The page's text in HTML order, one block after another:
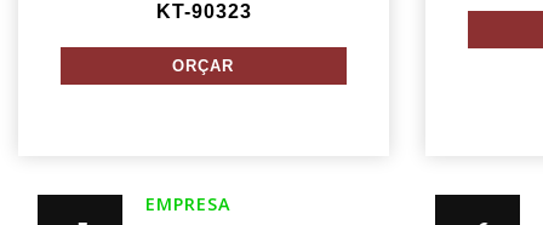
KT-90323
EMPRESA